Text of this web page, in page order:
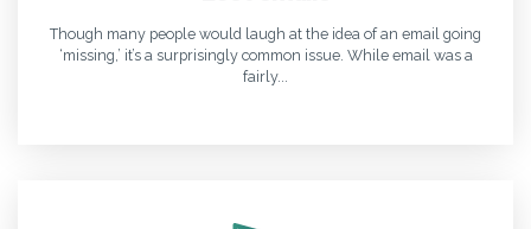
Though many people would laugh at the idea of an email going
‘missing,’ it’s a surprisingly common issue. While email was a
fairly...